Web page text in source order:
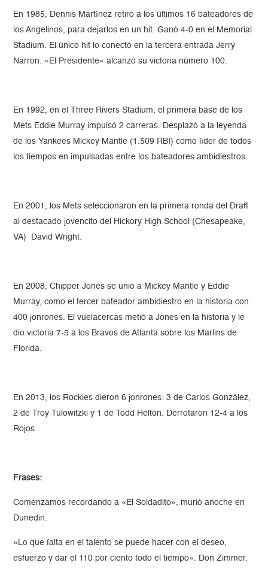
En 1985, Dennis Martínez retiró a los últimos 16 bateadores de
los Angelinos, para dejarlos en un hit. Ganó 4-0 en el Memorial
Stadium. El único hit lo conectó en la tercera entrada Jerry
Narron. «El Presidente» alcanzó su victoria número 100.
En 1992, en el Three Rivers Stadium, el primera base de los
Mets Eddie Murray impulsó 2 carreras. Desplazó a la leyenda
de los Yankees Mickey Mantle (1.509 RBI) como líder de todos
los tiempos en impulsadas entre los bateadores ambidiestros.
En 2001, los Mets seleccionaron en la primera ronda del Draft
al destacado jovencito del Hickory High School (Chesapeake,
VA) David Wright.
En 2008, Chipper Jones se unió a Mickey Mantle y Eddie
Murray, como el tercer bateador ambidiestro en la historia con
400 jonrones. El vuelacercas metió a Jones en la historia y le
dio victoria 7-5 a los Bravos de Atlanta sobre los Marlins de
Florida.
En 2013, los Rockies dieron 6 jonrones: 3 de Carlos González,
2 de Troy Tulowitzki y 1 de Todd Helton. Derrotaron 12-4 a los
Rojos.
Frases:
Comenzamos recordando a «El Soldadito», murió anoche en
Dunedin.
«Lo que falta en el talento se puede hacer con el deseo,
esfuerzo y dar el 110 por ciento todo el tiempo». Don Zimmer.